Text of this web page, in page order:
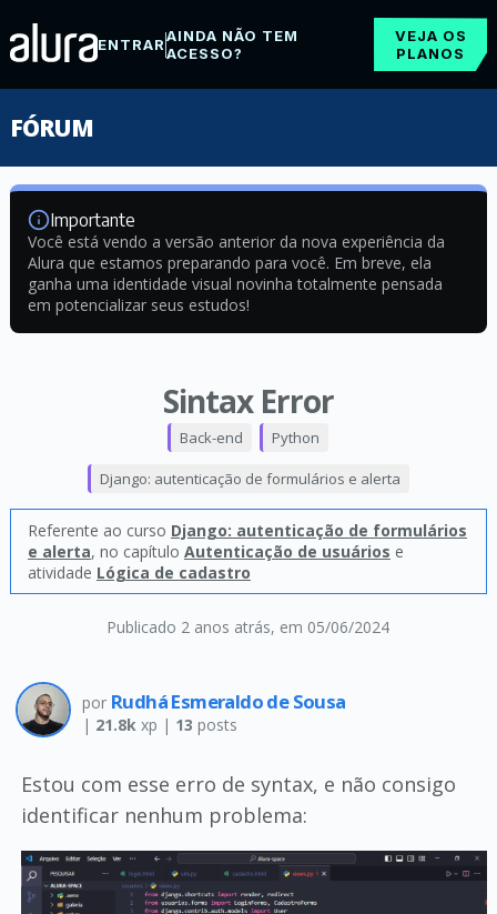
ENTRARAINDA NÃO TEM
ACESSO?
VEJA OS
PLANOS
FÓRUM
Importante
Você está vendo a versão anterior da nova experiência da
Alura que estamos preparando para você. Em breve, ela
ganha uma identidade visual novinha totalmente pensada
em potencializar seus estudos!
Sintax Error
Publicado 2 anos atrás, em 05/06/2024
Back-end Python
Django: autenticação de formulários e alerta
Referente ao curso Django: autenticação de formulários
e alerta, no capítulo Autenticação de usuários e
atividade Lógica de cadastro
por Rudhá Esmeraldo de Sousa
| 21.8kxp | 13 posts
Estou com esse erro de syntax, e não consigo
identificar nenhum problema: